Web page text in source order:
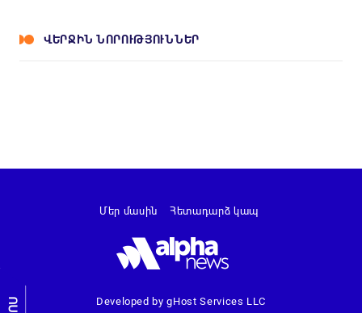
ՎԵՐՋԻՆ ՆՈՐՈՒԹՅՈՒՆՆԵՐ
Developed by gHost Services LLC
Մեր մասին Հետադարձ կապ